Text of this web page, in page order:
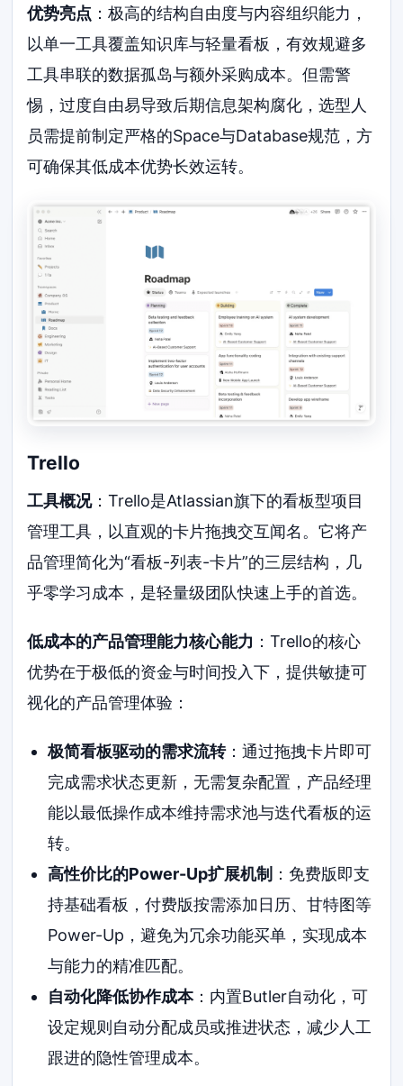
优势亮点 ：极高的结构自由度与内容组织能力，
以单一工具覆盖知识库与轻量看板，有效规避多
工具串联的数据孤岛与额外采购成本。但需警
惕，过度自由易导致后期信息架构腐化，选型人
员需提前制定严格的Space与Database规范，方
可确保其低成本优势长效运转。
Trello
工具概况：Trello是Atlassian旗下的看板型项目
管理工具，以直观的卡片拖拽交互闻名。它将产
品管理简化为“看板-列表-卡片”的三层结构，几
乎零学习成本，是轻量级团队快速上手的首选。
低成本的产品管理能力核心能力 ：Trello的核心
优势在于极低的资金与时间投入下，提供敏捷可
视化的产品管理体验：
极简看板驱动的需求流转：通过拖拽卡片即可
完成需求状态更新，无需复杂配置，产品经理
能以最低操作成本维持需求池与迭代看板的运
转。
高性价比的Power-Up扩展机制 ：免费版即支
持基础看板，付费版按需添加日历、甘特图等
Power-Up，避免为冗余功能买单，实现成本
与能力的精准匹配。
自动化降低协作成本：内置Butler自动化，可
设定规则自动分配成员或推进状态，减少人工
跟进的隐性管理成本。